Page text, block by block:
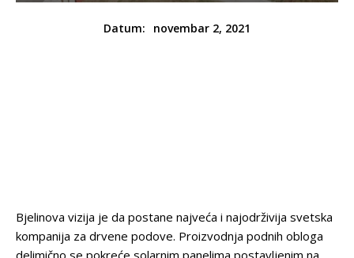
Datum: novembar 2, 2021
Bjelinova vizija je da postane najveća i najodrživija svetska
kompanija za drvene podove. Proizvodnja podnih obloga